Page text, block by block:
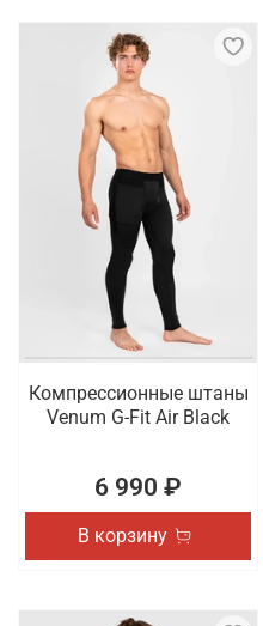
Компрессионные штаны
Venum G-Fit Air Black
6 990 ₽
В корзину